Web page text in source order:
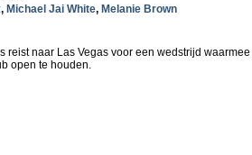
, Michael Jai White, Melanie Brown
reist naar Las Vegas voor een wedstrijd
open te houden.